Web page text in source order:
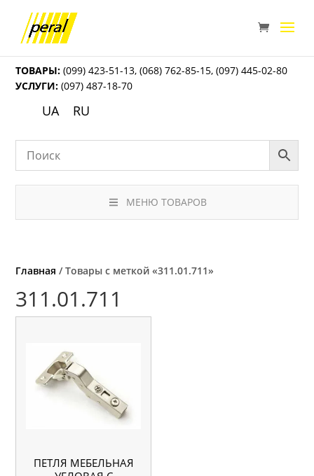
ТОВАРЫ: (099) 423-51-13,(068) 762-85-15,(097) 445-02-80
УСЛУГИ: (097) 487-18-70
UA RU
МЕНЮ ТОВАРОВ
Главная / Товары с меткой «311.01.711»
311.01.711
ПЕТЛЯ МЕБЕЛЬНАЯ